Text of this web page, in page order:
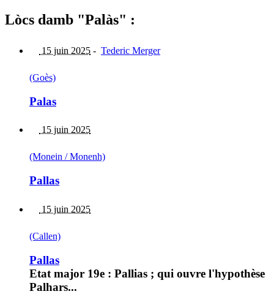
Lòcs damb "Palàs" :
15 juin 2025 - Tederic Merger
(Goès)
Palas
15 juin 2025
(Monein / Monenh)
Pallas
15 juin 2025
(Callen)
Pallas
Etat major 19e : Pallias ; qui ouvre l'hypothèse
Palhars...